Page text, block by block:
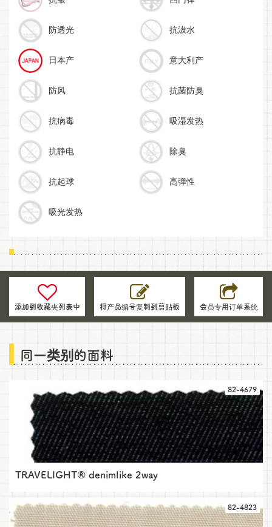
防透光 抗沷水
日本产 意大利产
防风 抗菌防臭
抗病毒 吸湿发热
抗静电 除臭
抗起球 高弹性
吸光发热
于
对
料
产
品
询
添加到收藏夹列表中 将产品编号复制到剪贴板 会员专用订单系统
同一类别的面料
82-4679
TRAVELIGHT® denimlike 2way
82-4823